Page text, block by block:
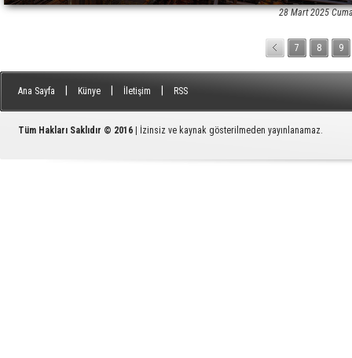
28 Mart 2025
7 8 9
Ana Sayfa Künye İletişim RSS
Tüm Hakları Saklıdır © 2016 | İzinsiz ve kaynak gösterilmeden yayınlanamaz.